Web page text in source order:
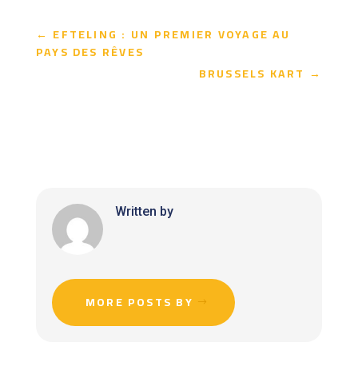
← EFTELING : UN PREMIER VOYAGE AU
PAYS DES RÊVES
BRUSSELS KART →
Written by
MORE POSTS BY